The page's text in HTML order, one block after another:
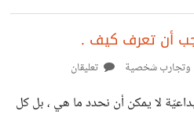
الايمان الذي يتعلق به الانسان
هو الايمان بالخالق ، من رواية
إيمانية بحتة ببعد معاصر و له
نيويورك عن صبي صغير
أن تعرف كيف .
شخصية تعليقان
لا يمكن أن نحدد ما هي ، بل كل